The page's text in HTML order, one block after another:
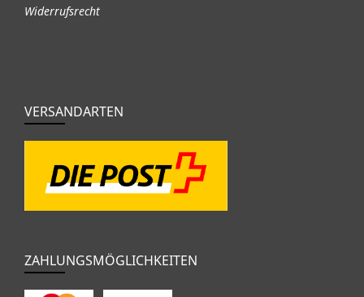
Widerrufsrecht
VERSANDARTEN
ZAHLUNGSMÖGLICHKEITEN